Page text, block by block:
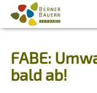
FABE:
bald ab!